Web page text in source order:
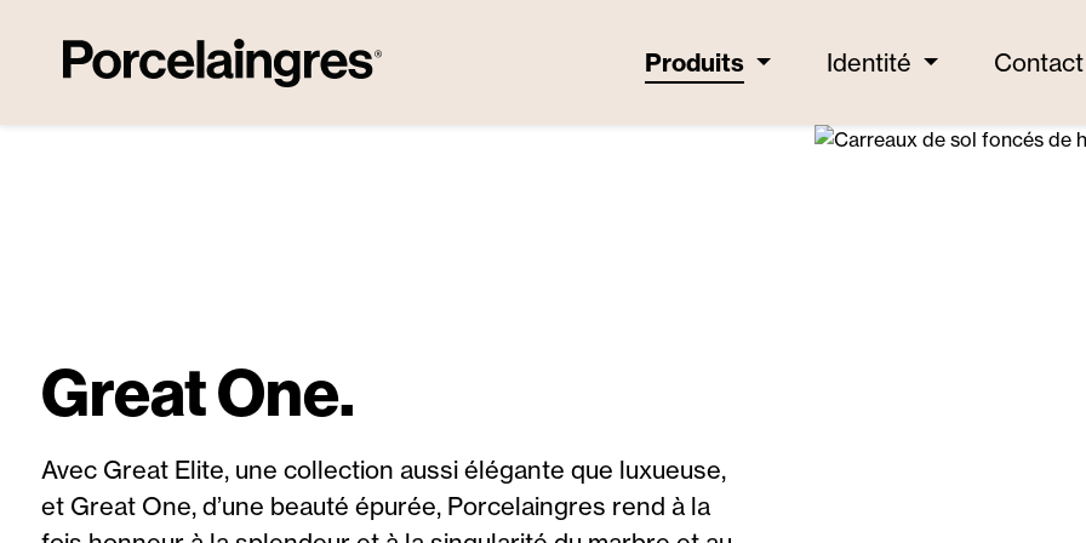
Produits Identité Contact
Great One.
Avec Great Elite, une collection aussi élégante que luxueuse,
et Great One, d’une beauté épurée, Porcelaingres rend à la